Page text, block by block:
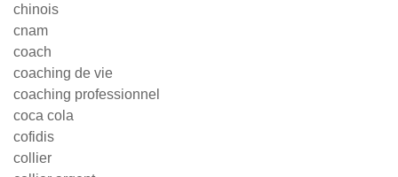
chinois
cnam
coach
coaching de vie
coaching professionnel
coca cola
cofidis
collier